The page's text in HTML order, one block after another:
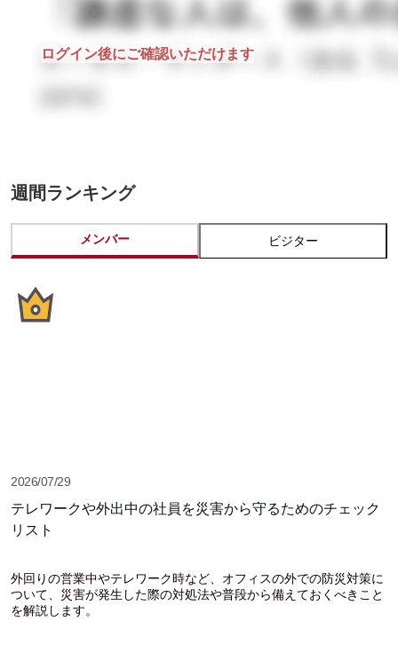
ログイン後にご確認いただけます
週間ランキング
メンバー ビジター
2026/07/29
テレワークや外出中の社員を災害から守るためのチェック
リスト
外回りの営業中やテレワーク時など、オフィスの外での防災対策に
ついて、災害が発生した際の対処法や普段から備えておくべきこと
を解説します。